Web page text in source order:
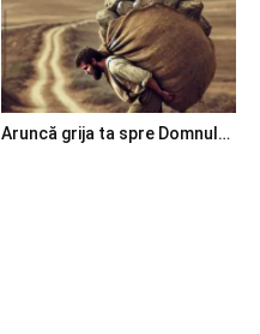
Aruncă grija ta spre Domnul…